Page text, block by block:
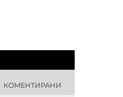
КОМЕНТИРАНИ